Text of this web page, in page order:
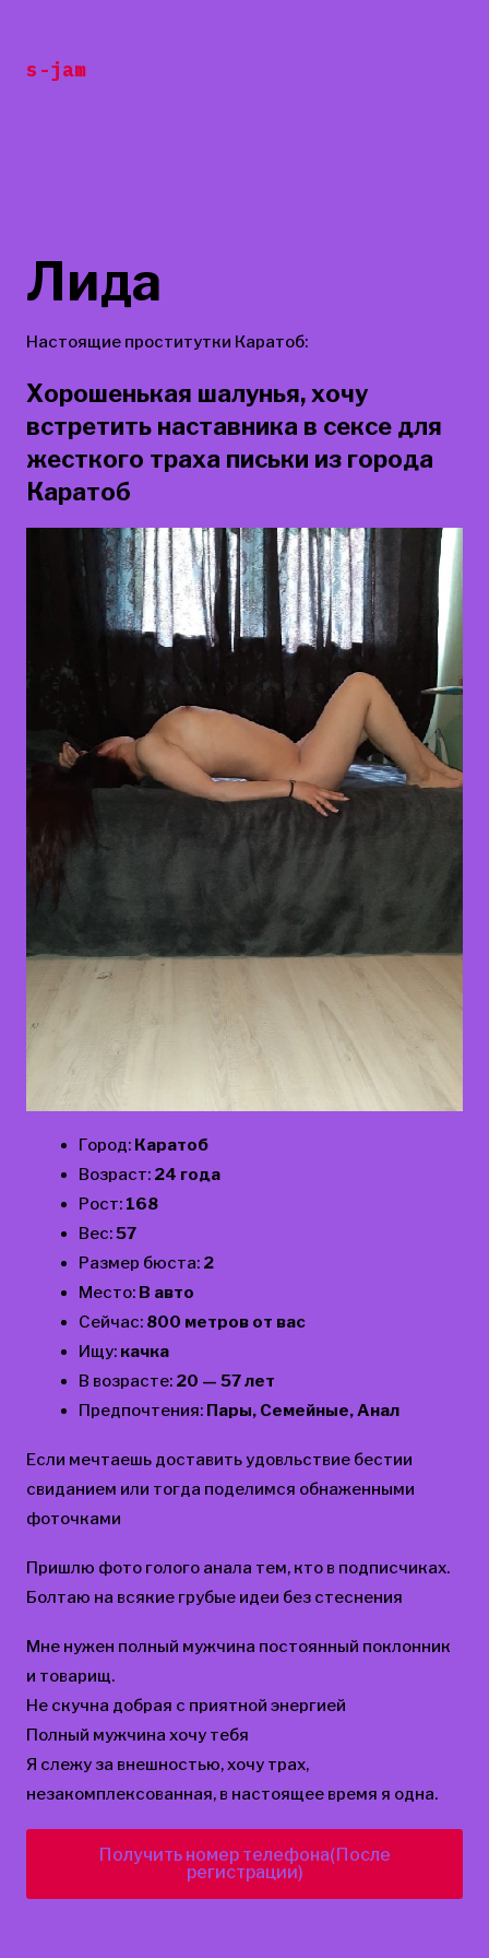
содержанию
s-jam
Лида
Настоящие проститутки Каратоб:
Хорошенькая шалунья, хочу
встретить наставника в сексе для
жесткого траха письки из города
Каратоб
Город: Каратоб
Возраст: 24 года
Рост: 168
Вес:57
Размер бюста: 2
Место: В авто
Сейчас: 800 метров от вас
Ищу: качка
В возрасте: 20 — 57 лет
Предпочтения: Пары, Семейные, Анал
Если мечтаешь доставить удовльствие бестии
свиданием или тогда поделимся обнаженными
фоточками
Пришлю фото голого анала тем, кто в подписчиках.
Болтаю на всякие грубые идеи без стеснения
Мне нужен полный мужчина постоянный поклонник
и товарищ.
Не скучна добрая с приятной энергией
Полный мужчина хочу тебя
Я слежу за внешностью, хочу трах,
незакомплексованная, в настоящее время я одна.
Получить номер телефона(После
регистрации)